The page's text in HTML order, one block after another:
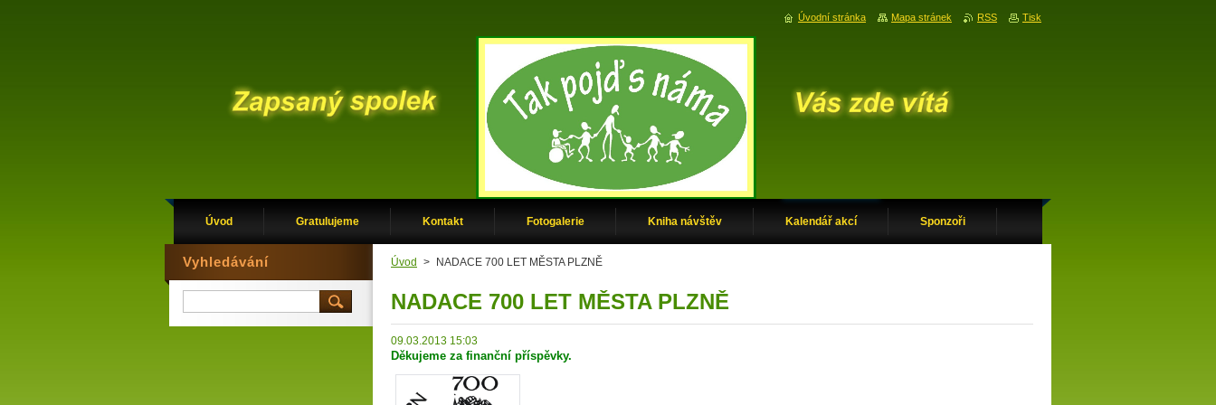
Úvod Gratulujeme Kontakt Fotogalerie Kniha návštěv Kalendář akcí Sponzoři
Úvod > NADACE 700 LET MĚSTA PLZNĚ
NADACE 700 LET MĚSTA PLZNĚ
09.03.2013 15:03
Děkujeme za finanční příspěvky.
Vyhledávání
Úvodní stránka Mapa stránek RSS Tisk